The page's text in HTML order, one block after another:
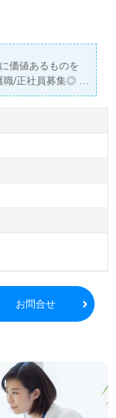
価値あるものを
職/正社員募集◎
研修以上有資格者
バスが便利です。
花畑あすか苑』
区）様の運営で
ショートステ
ルパーステーショ
を展開されてい
相手と自分の笑
される事業所
します。特別養護
緒に働く『仲
や研修プログラ
者様のお役に立
境を変えて働き
担当コンサルタ
慮なくお願いし
お問合せ